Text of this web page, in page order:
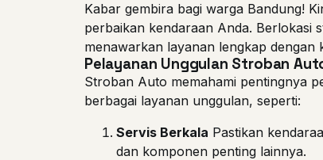
Kabar gembira bagi warga Bandung!
perbaikan kendaraan Anda. Berlokasi
menawarkan layanan lengkap dengan
Pelayanan Unggulan Stroban
Stroban Auto memahami pentingnya
berbagai layanan unggulan, seperti:
Servis Berkala Pastikan
dan komponen penting lainnya.